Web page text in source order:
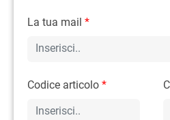
La tua mail *
Codice articolo *